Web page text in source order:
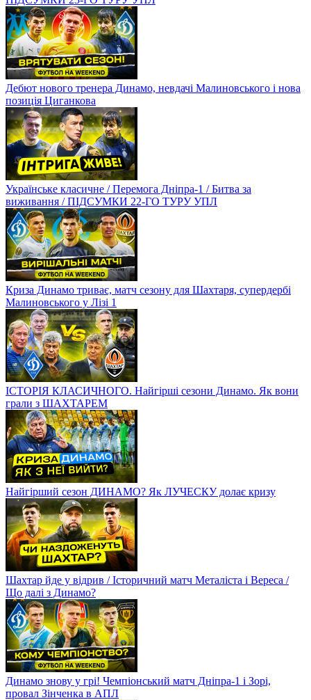
Дебют нового тренера Динамо, невдачі Малиновського і нова
позиція Циганкова
Українське класичне / Перемога Дніпра-1 / Битва за
виживання / ПІДСУМКИ 22-ГО ТУРУ УПЛ
Криза Динамо триває, матч сезону для Шахтаря, супердербі
Малиновського у Лізі 1
ІСТОРІЯ КЛАСИЧНОГО. Найгірші сезони Динамо. Як вони
грали з ШАХТАРЕМ
Найгірший сезон ДИНАМО? Як ЛУЧЕСКУ долає кризу
Шахтар йде у відрив / Історичний матч Металіста і Вереса /
Що далі з Динамо?
Динамо знову у грі! Чемпіонський матч Дніпра-1 і Зорі,
провал Зінченка в АПЛ